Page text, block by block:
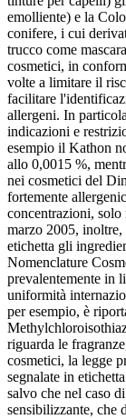
emolliente) e la
conifere, i cui
trucco come
cosmetici, in
volte a limitare il
facilitare
allergeni. In
indicazioni e
esempio il Kathon
allo 0,0015 %,
nei cosmetici del
fortemente
concentrazioni, solo
marzo 2005,
etichetta gli
Nomenclature
prevalentemente in
uniformità
per esempio, è
riguarda le
cosmetici, la legge
segnalate in
salvo che nel caso
sensibilizzante, che